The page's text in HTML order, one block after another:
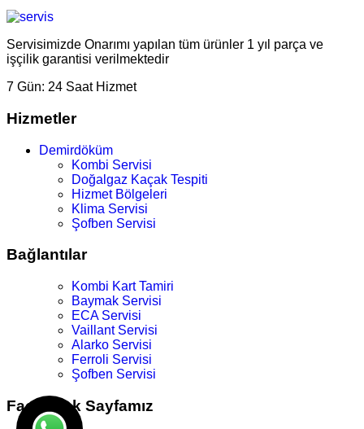
Servisimizde Onarımı yapılan tüm ürünler 1 yıl parça ve
işçilik garantisi verilmektedir
7 Gün: 24 Saat Hizmet
Hizmetler
Demirdöküm
Kombi Servisi
Doğalgaz Kaçak Tespiti
Hizmet Bölgeleri
Klima Servisi
Şofben Servisi
Bağlantılar
Kombi Kart Tamiri
Baymak Servisi
ECA Servisi
Vaillant Servisi
Alarko Servisi
Ferroli Servisi
Şofben Servisi
Facebook Sayfamız